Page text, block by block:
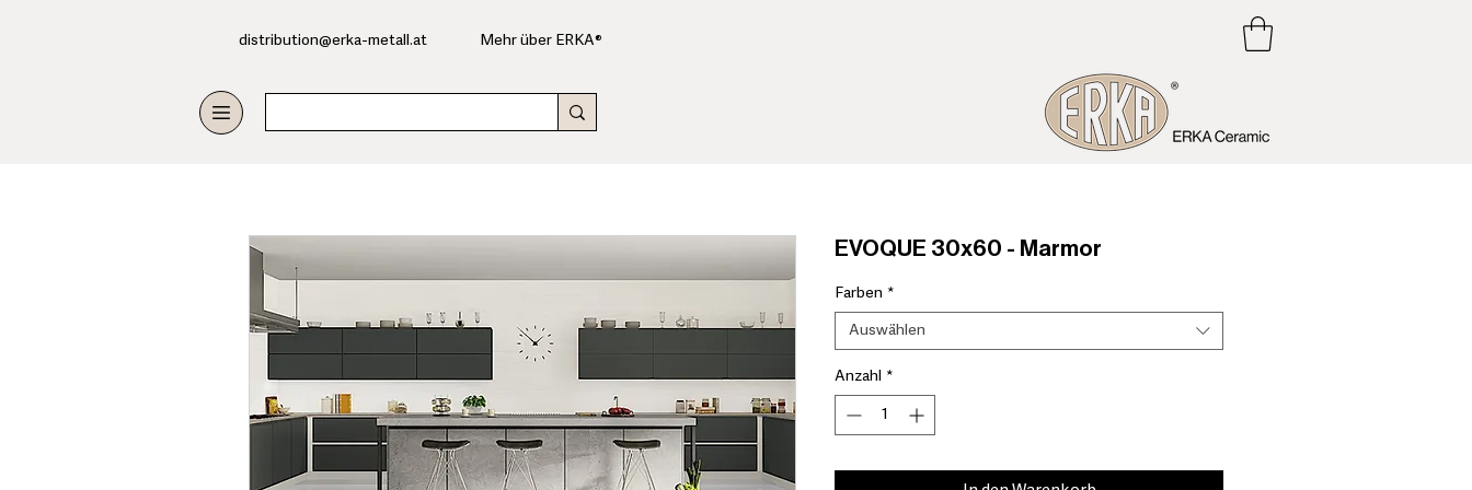
​distribution@erka-metall.at Mehr über ERKA®
EVOQUE 30x60 - Marmor
Farben *
Auswählen
Anzahl *